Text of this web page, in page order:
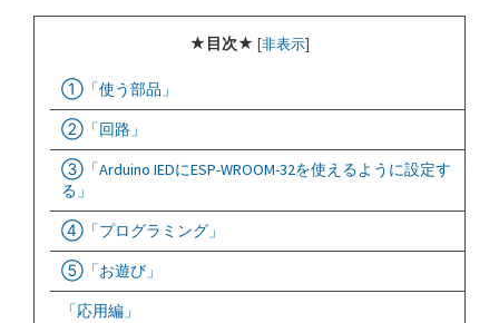
★目次★ [非表示]
①「使う部品」
②「回路」
③「Arduino IEDにESP-WROOM-32を使えるように設定す
る」
④「プログラミング」
⑤「お遊び」
「応用編」